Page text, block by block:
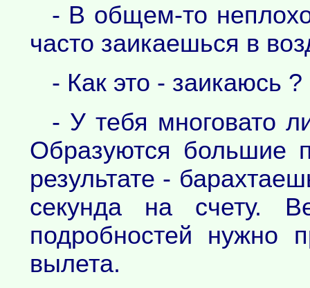
- В общем-то
часто заикаешься в
- Как это - заикаюсь
- У тебя многовато
Образуются большие
результате -
секунда на счету.
подробностей нужно
вылета.